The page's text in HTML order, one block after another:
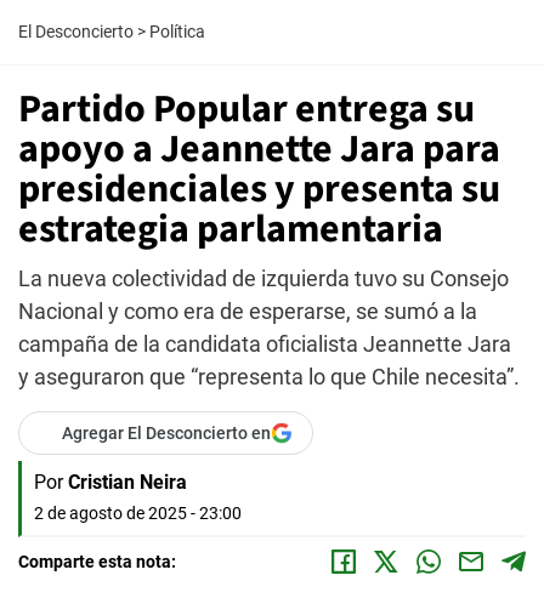
El Desconcierto > Política
Partido Popular entrega su
apoyo a Jeannette Jara para
presidenciales y presenta su
estrategia parlamentaria
La nueva colectividad de izquierda tuvo su Consejo
Nacional y como era de esperarse, se sumó a la
campaña de la candidata oficialista Jeannette Jara
y aseguraron que “representa lo que Chile necesita”.
Agregar El Desconcierto en
Por Cristian Neira
2 de agosto de 2025 - 23:00
Comparte esta nota: